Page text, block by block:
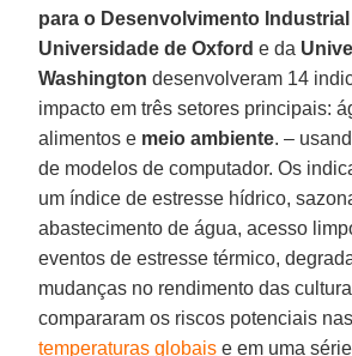
para o Desenvolvimento Industrial
Universidade de Oxford e da
Washington desenvolveram 14
impacto em três setores principais:
alimentos e meio ambiente. –
de modelos de computador. Os
um índice de estresse hídrico,
abastecimento de água, acesso
eventos de estresse térmico,
mudanças no rendimento das
compararam os riscos potenciais
temperaturas globais e em uma